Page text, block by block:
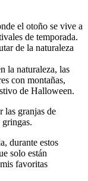
el otoño se vive a
de temporada.
de la naturaleza
la naturaleza, las
con montañas,
de Halloween.
las granjas de
durante estos
solo están
favoritas